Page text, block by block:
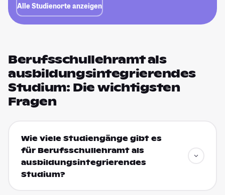
Alle Studienorte anzeigen
Berufsschullehramt als
ausbildungsintegrierendes
Studium: Die wichtigsten
Fragen
Wie viele Studiengänge gibt es
für Berufsschullehramt als
ausbildungsintegrierendes
Studium?